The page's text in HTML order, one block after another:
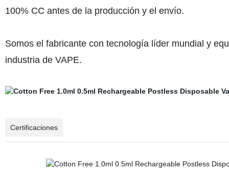
100% CC antes de la producción y el envío.
Somos el fabricante con tecnología líder mundial y
industria de VAPE.
Certificaciones